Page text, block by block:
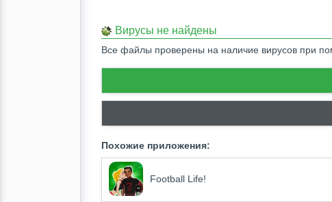
Вирусы не найдены
Все файлы проверены на наличие вирусов при
Похожие приложения:
Football Life!